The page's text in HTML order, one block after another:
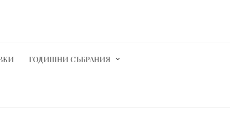
ГОДИШНИ СЪБРАНИЯ